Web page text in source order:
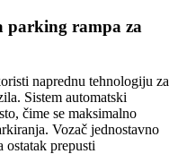
parking rampa za
naprednu tehnologiju za
Sistem automatski
čime se maksimalno
Vozač jednostavno
ostatak prepusti